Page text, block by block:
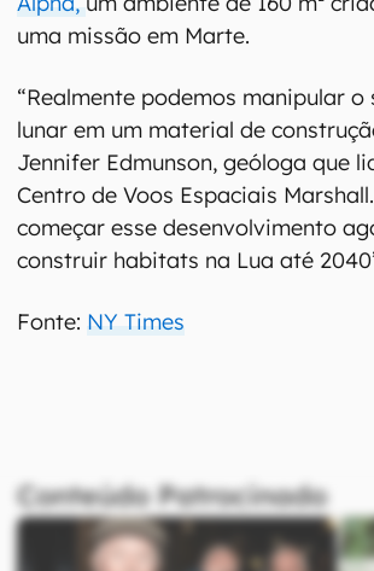
uma missão em Marte.
“Realmente podemos manipular o
lunar em um material de
Jennifer Edmunson, geóloga que
Centro de Voos Espaciais
começar esse desenvolvimento
construir habitats na Lua até
Fonte: NY Times